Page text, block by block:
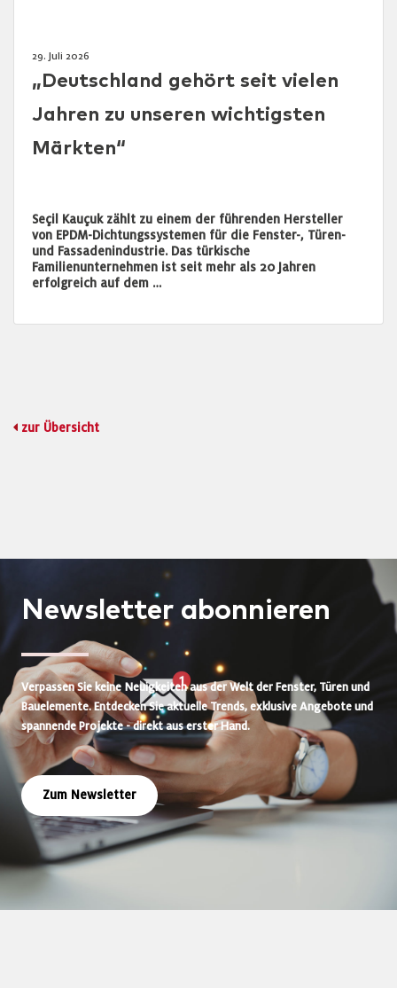
29. Juli 2026
„Deutschland gehört seit vielen
Jahren zu unseren wichtigsten
Märkten“
Seçil Kauçuk zählt zu einem der führenden Hersteller
von EPDM-Dichtungssystemen für die Fenster-, Türen-
und Fassadenindustrie. Das türkische
Familienunternehmen ist seit mehr als 20 Jahren
erfolgreich auf dem …
zur Übersicht
Newsletter abonnieren
Verpassen Sie keine Neuigkeiten aus der Welt der Fenster, Türen und
Bauelemente. Entdecken Sie aktuelle Trends, exklusive Angebote und
spannende Projekte - direkt aus erster Hand.
Zum Newsletter